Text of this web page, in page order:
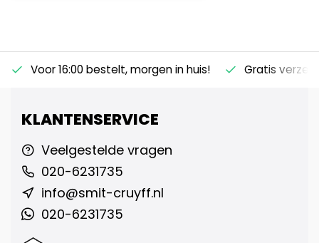
Voor 16:00 bestelt, morgen in huis! Gratis
KLANTENSERVICE
Veelgestelde vragen
020-6231735
info@smit-cruyff.nl
020-6231735